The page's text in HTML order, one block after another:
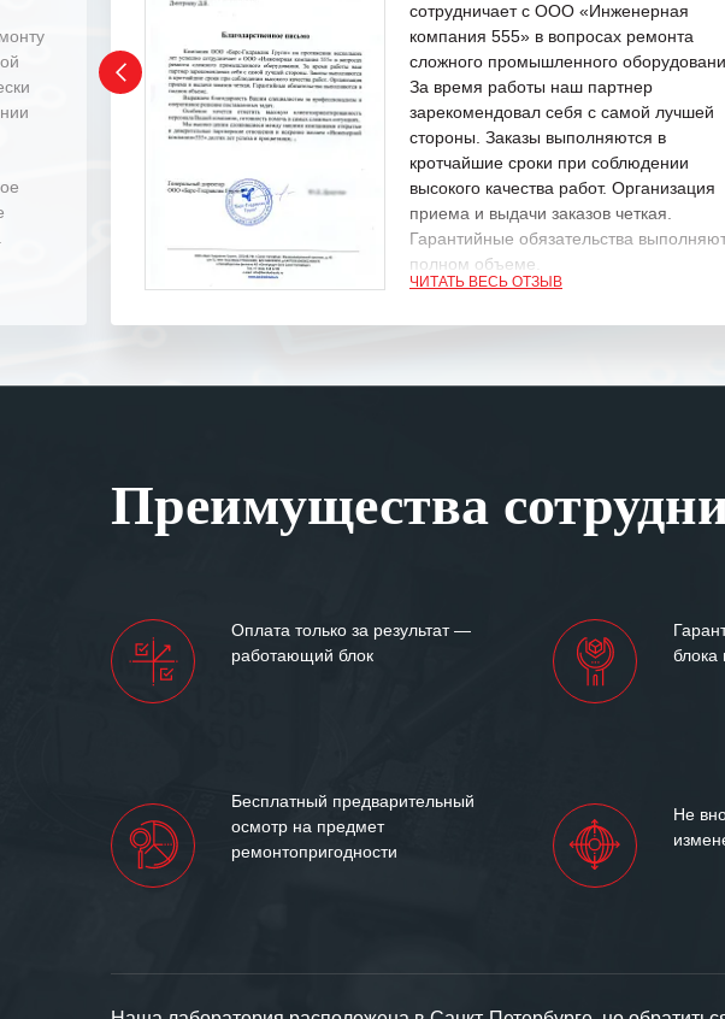
сотрудничает с ООО «Инженерная
компания 555» в вопросах ремонта
сложного промышленного
За время работы наш партнер
зарекомендовал себя с самой лучшей
стороны. Заказы выполняются в
кротчайшие сроки при соблюдении
высокого качества работ. Организация
приема и выдачи заказов четкая.
Гарантийные обязательства
полном объеме.
Мы высоко ценим сложившиеся между
«555» долгих лет успеха и
ЧИТАТЬ ВЕСЬ ОТЗЫВ
Преимущества
Оплата только за результат —
работающий блок
блока
Бесплатный предварительный
осмотр на предмет
ремонтопригодности
Не